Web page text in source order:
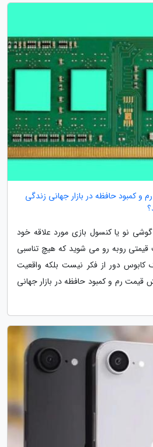
و کمبود حافظه در بازار جهانی زندگی
نو یا کنسول بازی مورد علاقه خود
قیمتی روبه رو می شوید که هیچ تناسبی
کابوس دور از فکر نیست بلکه واقعیت
رم و کمبود حافظه در بازار جهانی